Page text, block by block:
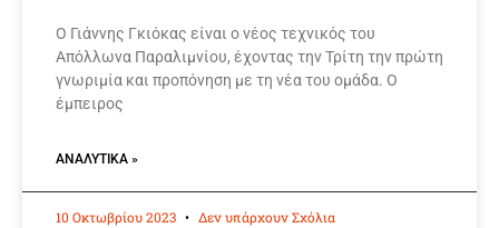
Ο Γιάννης Γκιόκας είναι ο νέος τεχνικός του
Απόλλωνα Παραλιμνίου, έχοντας την Τρίτη την πρώτη
γνωριμία και προπόνηση με τη νέα του ομάδα. Ο
έμπειρος
ΑΝΑΛΥΤΙΚΆ »
10 Οκτωβρίου 2023 Δεν υπάρχουν Σχόλια